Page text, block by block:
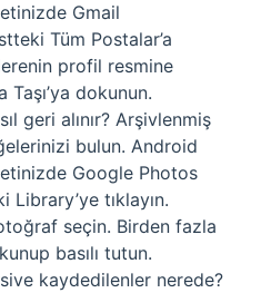
Gmail
Tüm Postalar’a
profil resmine
dokunun.
geri alınır? Arşivlenmiş
bulun. Android
Google Photos
Library’ye tıklayın.
seçin. Birden fazla
basılı tutun.
kaydedilenler nerede?